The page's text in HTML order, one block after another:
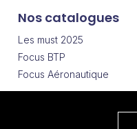
Nos catalogues
Les must 2025
Focus BTP
Focus Aéronautique